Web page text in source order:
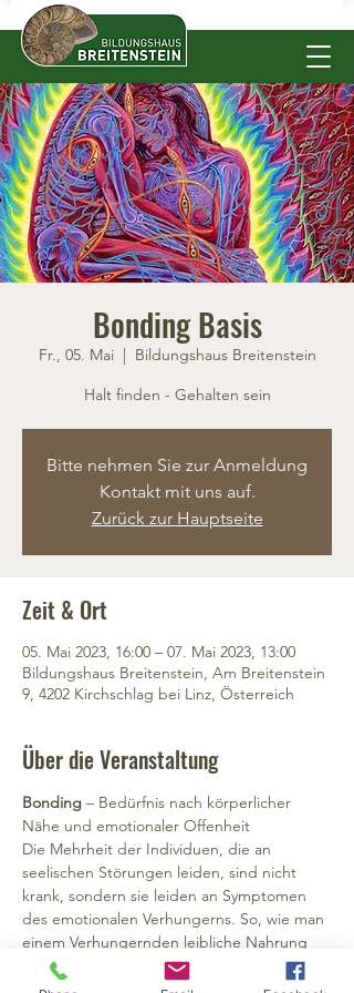
Bonding Basis
Fr., 05. Mai
  |
Bildungshaus Breitenstein
Halt finden - Gehalten sein
Bitte nehmen Sie zur Anmeldung
Kontakt mit uns auf.
Zurück zur Hauptseite
Zeit & Ort
05. Mai 2023, 16:00 – 07. Mai 2023, 13:00
Bildungshaus Breitenstein, Am Breitenstein
9, 4202 Kirchschlag bei Linz, Österreich
Über die Veranstaltung
Bonding – Bedürfnis nach körperlicher
Nähe und emotionaler Offenheit
Die Mehrheit der Individuen, die an
seelischen Störungen leiden, sind nicht
krank, sondern sie leiden an Symptomen
des emotionalen Verhungerns. So, wie man
einem Verhungernden leibliche Nahrung
gibt, so gibt man einem emotional
Verhungernden seelische Nahrung damit